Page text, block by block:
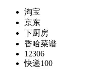
淘宝
京东
下厨房
香哈菜谱
12306
快递100